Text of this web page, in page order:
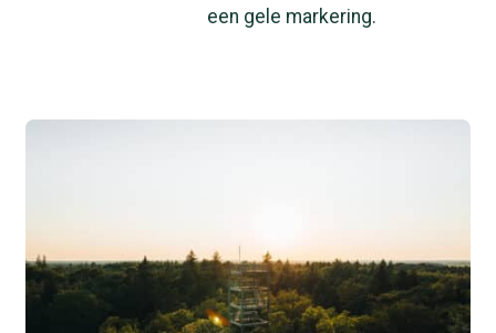
een gele markering.